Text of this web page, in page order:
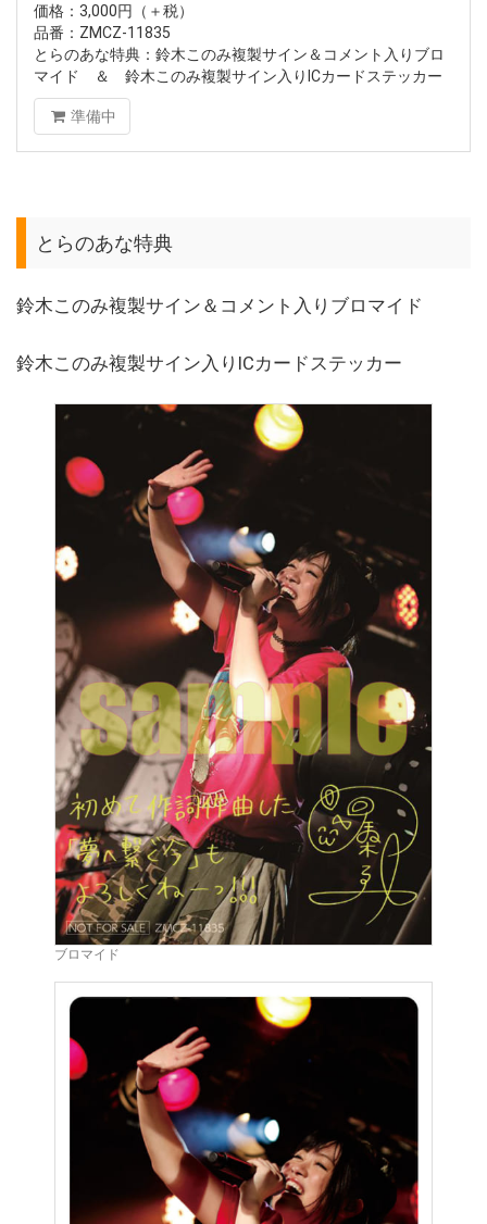
価格：3,000円（＋税）
品番：ZMCZ-11835
とらのあな特典：鈴木このみ複製サイン＆コメント入りブロ
マイド ＆ 鈴木このみ複製サイン入りICカードステッカー
準備中
とらのあな特典
鈴木このみ複製サイン＆コメント入りブロマイド
鈴木このみ複製サイン入りICカードステッカー
ブロマイド